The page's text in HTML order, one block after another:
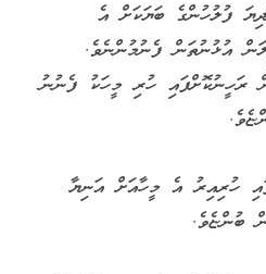
ފުލުހުންގެ ބަޔަކަށް އެ
އުޅުނުތަން ފެނުމުންނެވެ.
ރަހީނުކޮށްފައި ހުރި މީހަކު ފެނުނު
ހުރިއިރު އެ މީހާއަށް އަނިޔާ
ބުންޏެވެ.